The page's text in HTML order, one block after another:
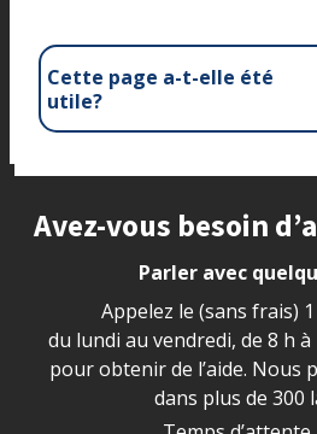
Cette page a-t-elle été
utile?
Site footer
Avez-vous besoin
Parler avec
Appelez le (sans frais)
du lundi au vendredi, de 8 h à
pour obtenir de l’aide. Nous
dans plus de 300